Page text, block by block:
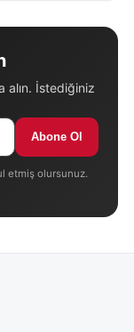
alın. İstediğiniz
Abone Ol
etmiş olursunuz.